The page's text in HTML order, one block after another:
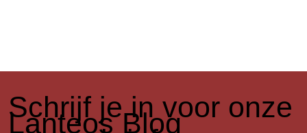
​Schrijf je in voor onze
Lanteos Blog